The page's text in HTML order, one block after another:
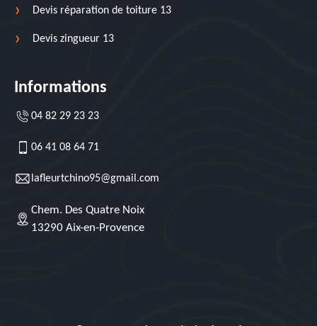
Devis réparation de toiture 13
Devis zingueur 13
Informations
04 82 29 23 23
06 41 08 64 71
lafleurtchino95@gmail.com
Chem. Des Quatre Noix
13290 Aix-en-Provence